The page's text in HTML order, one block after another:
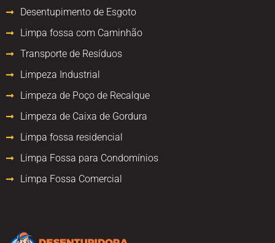
Desentupimento de Esgoto
Limpa fossa com Caminhão
Transporte de Resíduos
Limpeza Industrial
Limpeza de Poço de Recalque
Limpeza de Caixa de Gordura
Limpa fossa residencial
Limpa Fossa para Condomínios
Limpa Fossa Comercial